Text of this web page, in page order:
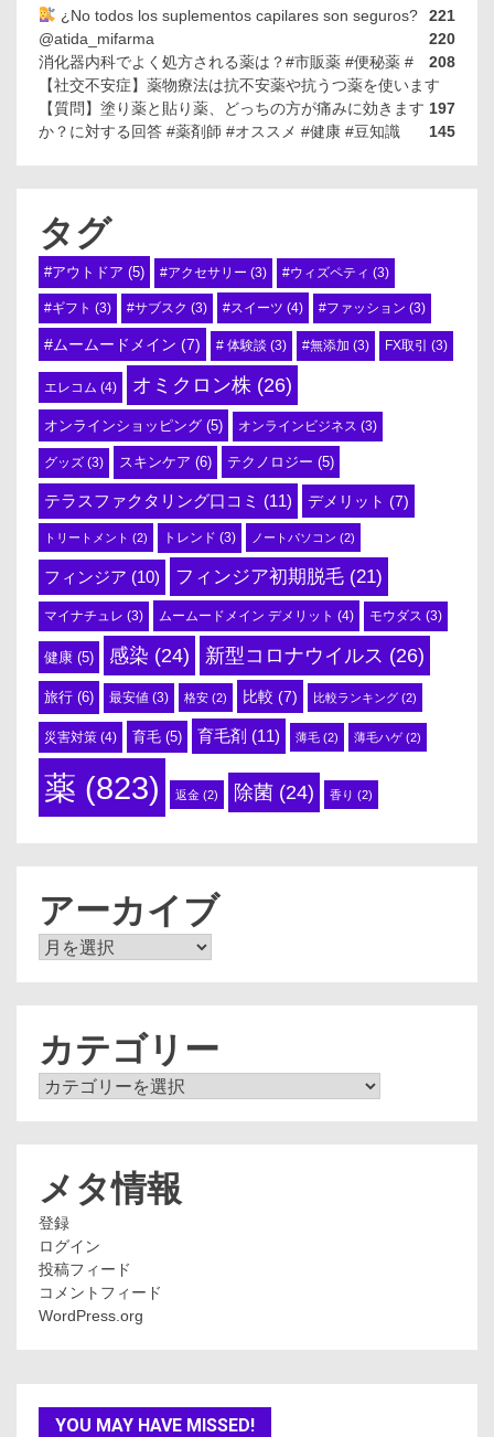
221
¿No todos los suplementos capilares son seguros?
@atida_mifarma
220
消化器内科でよく処方される薬は？#市販薬 #便秘薬 #
208
【社交不安症】薬物療法は抗不安薬や抗うつ薬を使います
197
【質問】塗り薬と貼り薬、どっちの方が痛みに効きます
か？に対する回答 #薬剤師 #オススメ #健康 #豆知識
145
タグ
#アウトドア (5) #アクセサリー (3) #ウィズペティ (3)
#ギフト (3) #サブスク (3) #スイーツ (4) #ファッション (3)
#ムームードメイン (7) # 体験談 (3) #無添加 (3) FX取引 (3)
エレコム (4) オミクロン株 (26)
オンラインショッピング (5) オンラインビジネス (3)
グッズ (3) スキンケア (6) テクノロジー (5)
テラスファクタリング口コミ (11) デメリット (7)
トリートメント (2) トレンド (3) ノートパソコン (2)
フィンジア (10) フィンジア初期脱毛 (21)
マイナチュレ (3) ムームードメイン デメリット (4) モウダス (3)
健康 (5) 感染 (24) 新型コロナウイルス (26)
旅行 (6) 最安値 (3) 格安 (2) 比較 (7) 比較ランキング (2)
災害対策 (4) 育毛 (5) 育毛剤 (11) 薄毛 (2) 薄毛ハゲ(2)
薬 (823) 返金 (2) 除菌 (24) 香り (2)
アーカイブ
ア
カテゴリー
カ
メタ情報
登録
ログイン
投稿フィード
コメントフィード
WordPress.org
YOU MAY HAVE MISSED!